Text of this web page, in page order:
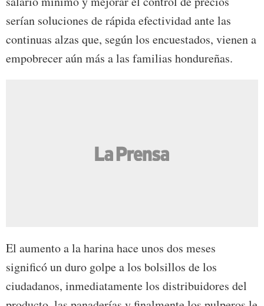
serían soluciones de rápida efectividad ante las
continuas alzas que, según los encuestados, vienen a
empobrecer aún más a las familias hondureñas.
El aumento a la harina hace unos dos meses
significó un duro golpe a los bolsillos de los
ciudadanos, inmediatamente los distribuidores del